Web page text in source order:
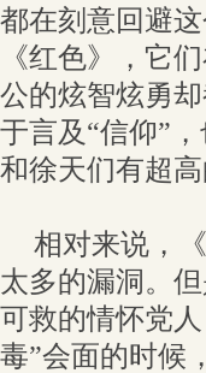
都在刻意回避
《红色》，它
公的炫智炫勇
于言及“信仰”
和徐天们有超
相对来说，
太多的漏洞。
可救的情怀党
毒”会面的时候